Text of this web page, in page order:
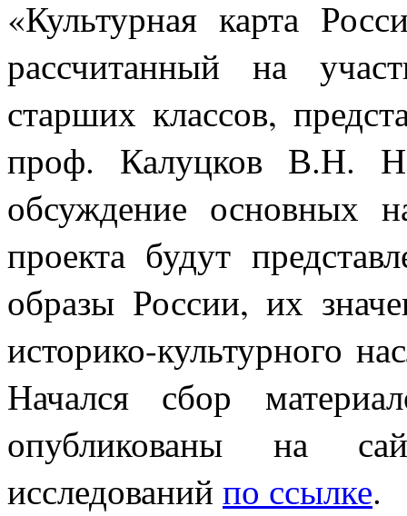
«Культурная карта
рассчитанный на
старших классов,
проф. Калуцков В.Н.
обсуждение основных
проекта будут
образы России, их
историко-культурного
Начался сбор
опубликованы на
исследований по ссылке.